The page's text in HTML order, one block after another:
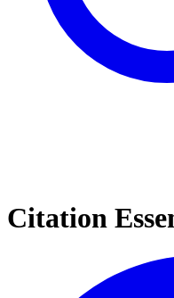
Citation